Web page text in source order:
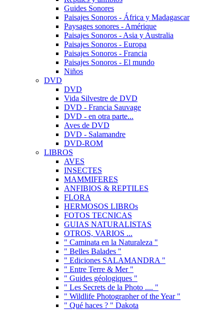
Guides Sonores
Paisajes Sonoros - África y Madagascar
Paysages sonores - Amérique
Paisajes Sonoros - Asia y Australia
Paisajes Sonoros - Europa
Paisajes Sonoros - Francia
Paisajes Sonoros - El mundo
Niños
DVD
DVD
Vida Silvestre de DVD
DVD - Francia Sauvage
DVD - en otra parte...
Aves de DVD
DVD - Salamandre
DVD-ROM
LIBROS
AVES
INSECTES
MAMMIFERES
ANFIBIOS & REPTILES
FLORA
HERMOSOS LIBROs
FOTOS TECNICAS
GUIAS NATURALISTAS
OTROS, VARIOS ...
" Caminata en la Naturaleza "
" Belles Balades "
" Ediciones SALAMANDRA "
" Entre Terre & Mer "
" Guides géologiques "
" Les Secrets de la Photo .... "
" Wildlife Photographer of the Year "
" Qué haces ? " Dakota